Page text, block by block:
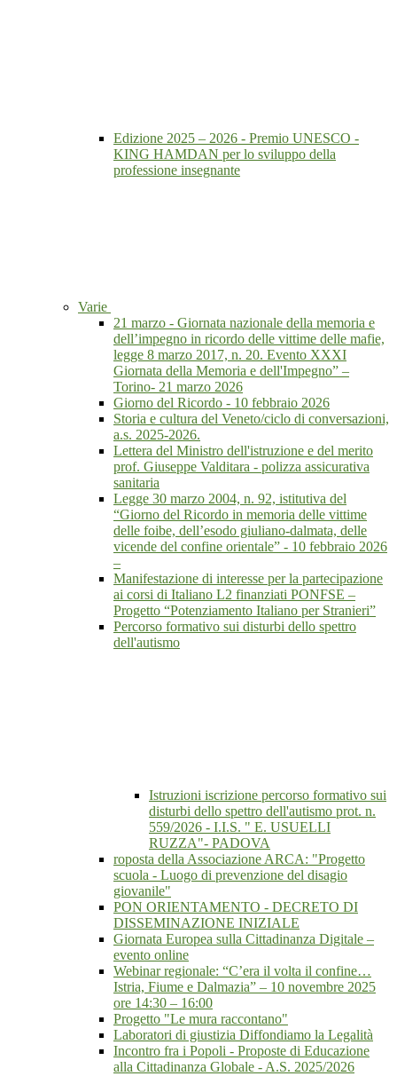
Edizione 2025 – 2026 - Premio UNESCO -
KING HAMDAN per lo sviluppo della
professione insegnante
Varie
21 marzo - Giornata nazionale della memoria e
dell’impegno in ricordo delle vittime delle mafie,
legge 8 marzo 2017, n. 20. Evento XXXI
Giornata della Memoria e dell'Impegno” –
Torino- 21 marzo 2026
Giorno del Ricordo - 10 febbraio 2026
Storia e cultura del Veneto/ciclo di conversazioni,
a.s. 2025-2026.
Lettera del Ministro dell'istruzione e del merito
prof. Giuseppe Valditara - polizza assicurativa
sanitaria
Legge 30 marzo 2004, n. 92, istitutiva del
“Giorno del Ricordo in memoria delle vittime
delle foibe, dell’esodo giuliano-dalmata, delle
vicende del confine orientale” - 10 febbraio 2026
–
Manifestazione di interesse per la partecipazione
ai corsi di Italiano L2 finanziati PONFSE –
Progetto “Potenziamento Italiano per Stranieri”
Percorso formativo sui disturbi dello spettro
dell'autismo
Istruzioni iscrizione percorso formativo sui
disturbi dello spettro dell'autismo prot. n.
559/2026 - I.I.S. " E. USUELLI
RUZZA"- PADOVA
roposta della Associazione ARCA: "Progetto
scuola - Luogo di prevenzione del disagio
giovanile"
PON ORIENTAMENTO - DECRETO DI
DISSEMINAZIONE INIZIALE
Giornata Europea sulla Cittadinanza Digitale –
evento online
Webinar regionale: “C’era il volta il confine…
Istria, Fiume e Dalmazia” – 10 novembre 2025
ore 14:30 – 16:00
Progetto "Le mura raccontano"
Laboratori di giustizia Diffondiamo la Legalità
Incontro fra i Popoli - Proposte di Educazione
alla Cittadinanza Globale - A.S. 2025/2026